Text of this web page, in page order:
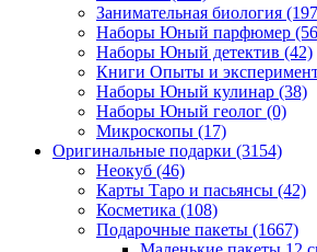
Занимательная биология
Наборы Юный парфюмер
Наборы Юный детектив (42)
Книги Опыты и
Наборы Юный кулинар (38)
Наборы Юный геолог (0)
Микроскопы (17)
Оригинальные подарки (3154)
Неокуб (46)
Карты Таро и пасьянсы (42)
Косметика (108)
Подарочные пакеты (1667)